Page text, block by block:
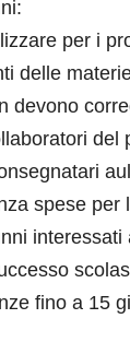
per i
delle
del
spese
fino a 15